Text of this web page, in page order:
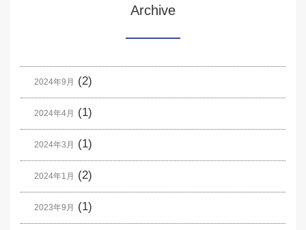
Archive
2024年9月 (2)
2024年4月 (1)
2024年3月 (1)
2024年1月 (2)
2023年9月 (1)